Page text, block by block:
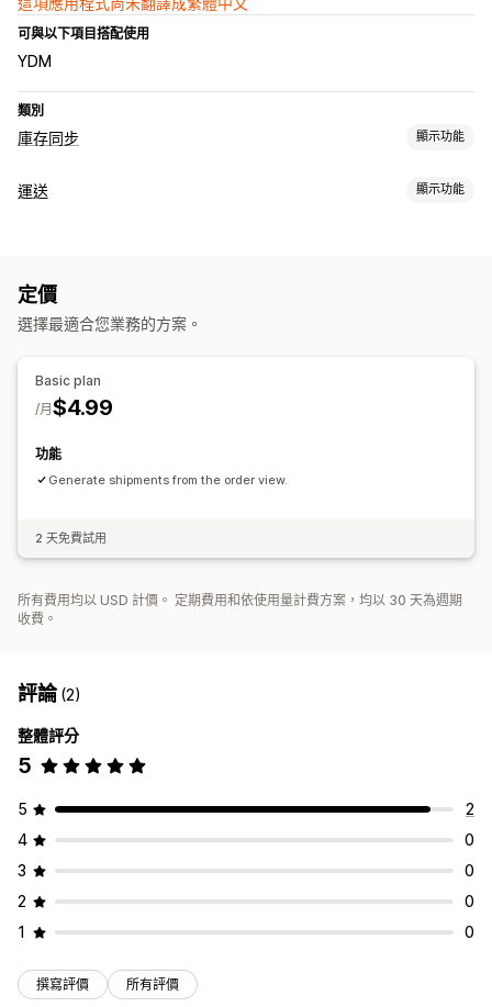
可與以下項目搭配使用
YDM
類別
庫存同步 顯示功能
同步類型
自動化提醒
運送 顯示功能
管理貨件
定價
選擇最適合您業務的方案。
Basic plan
$4.99
/月
功能
Generate shipments from the order view.
2 天免費試用
所有費用均以 USD 計價。 定期費用和依使用量計費方案，均以 30 天為週期
收費。
評論(2)
整體評分
5
5
2
4
0
3
0
2
0
1
0
撰寫評價 所有評價